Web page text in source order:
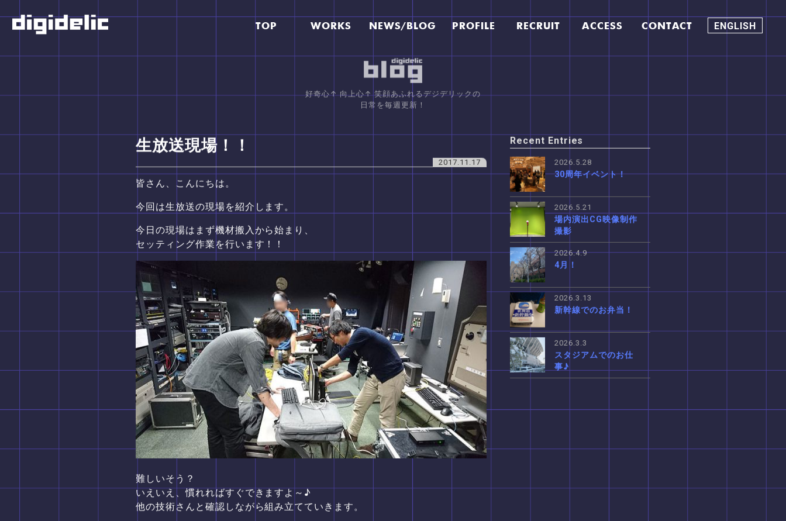
TOP WORKS NEWS/BLOG PROFILE RECRUIT ACCESS CONTACT ENGLISH
好奇心↑ 向上心↑ 笑顔あふれるデジデリックの
日常を毎週更新！
生放送現場！！
2017.11.17
皆さん、こんにちは。
今回は生放送の現場を紹介します。
今日の現場はまず機材搬入から始まり、
セッティング作業を行います！！
難しいそう？
いえいえ、慣れればすぐできますよ～♪
他の技術さんと確認しながら組み立てていきます。
Recent Entries
2026.5.28
30周年イベント！
2026.5.21
場内演出CG映像制作
撮影
2026.4.9
4月！
2026.3.13
新幹線でのお弁当！
2026.3.3
スタジアムでのお仕
事♪